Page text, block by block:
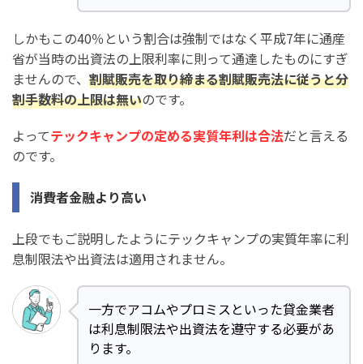
しかもこの40％という割合は強制ではなく平成7年に通産
省が当時の出資法の上限利率に則って通達したものにすぎ
ませんので、 割賦販売を取り締まる割賦販売法に従うと分
割手数料の上限は無いのです。
よってテックキャンプの定める実質年利は合法だと言える
のです。
消費者金融より高い
上段でもご説明したようにテックキャンプの実質年率に利
息制限法や出資法は適用されません。
一方でアコムやプロミスといった貸金業者
は利息制限法や出資法を遵守する必要があ
ります。